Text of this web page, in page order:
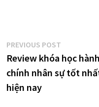
Điều
hướng
bài
PREVIOUS POSTPrevious
post:
Review khóa học hành
chính nhân sự tốt
hiện nay